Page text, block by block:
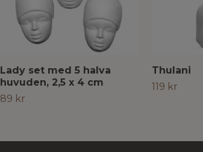
Lady set med 5 halva
huvuden, 2,5 x 4 cm
89 kr
Thulani
119 kr